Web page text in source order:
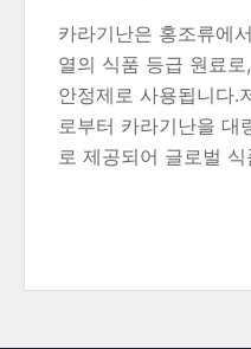
카라기난은 홍조류에
열의 식품 등급 원료
안정제로 사용됩니다.
로부터 카라기난을 대
로 제공되어 글로벌